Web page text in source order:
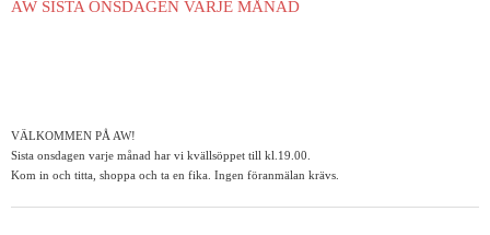
AW SISTA ONSDAGEN VARJE MÅNAD
VÄLKOMMEN PÅ AW!
Sista onsdagen varje månad har vi kvällsöppet till kl.19.00.
Kom in och titta, shoppa och ta en fika. Ingen föranmälan krävs.